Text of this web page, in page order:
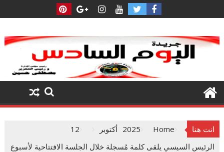
to
انت هنا Home
2025 أكتوبر
12
الرئيس السيسي يلقى كلمة مُسجلة خلال الجلسة الافتتاحية لأسبوع